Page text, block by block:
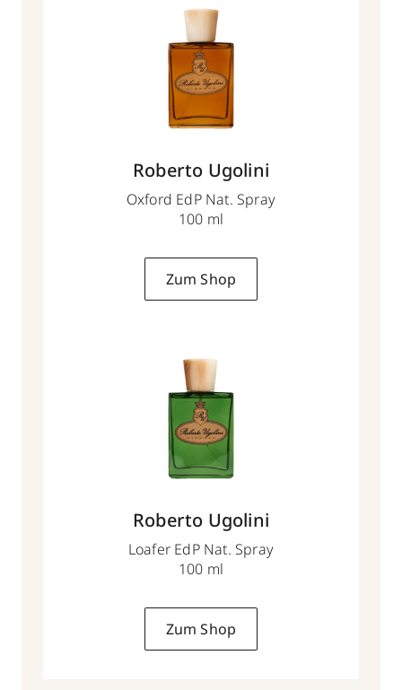
Roberto Ugolini
Oxford EdP Nat. Spray
100 ml
Zum Shop
Roberto Ugolini
Loafer EdP Nat. Spray
100 ml
Zum Shop